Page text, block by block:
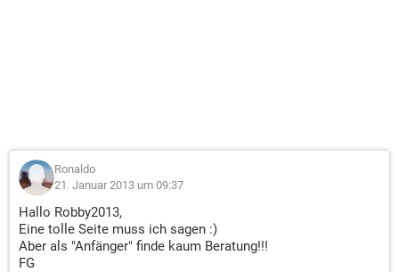
Ronaldo
21. Januar 2013 um 09:37
Hallo Robby2013,
Eine tolle Seite muss ich sagen :)
Aber als "Anfänger" finde kaum Beratung!!!
FG